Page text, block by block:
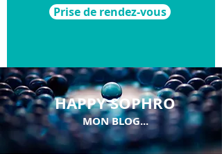
Prise de rendez-vous
HAPPY SOPHRO
MON BLOG...